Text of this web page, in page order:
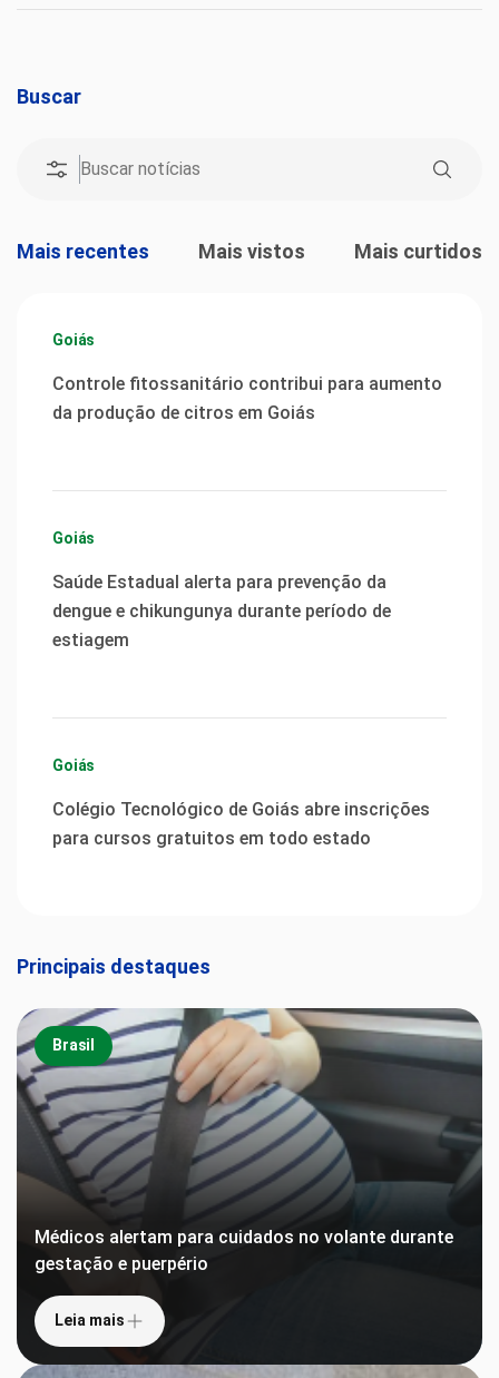
Buscar
Mais recentes Mais vistos Mais curtidos
Goiás
Controle fitossanitário contribui para aumento
da produção de citros em Goiás
Goiás
Saúde Estadual alerta para prevenção da
dengue e chikungunya durante período de
estiagem
Goiás
Colégio Tecnológico de Goiás abre inscrições
para cursos gratuitos em todo estado
Principais destaques
Brasil
Médicos alertam para cuidados no volante durante
gestação e puerpério
Leia mais